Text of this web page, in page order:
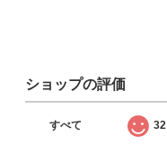
ショップの評価
すべて 32